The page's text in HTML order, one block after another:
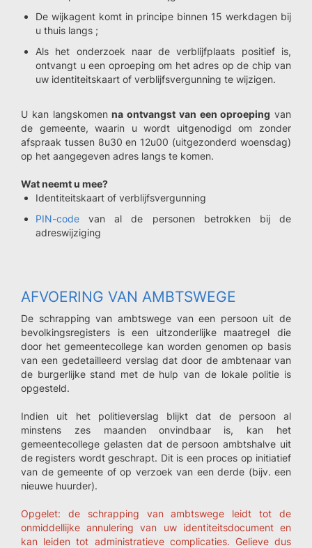
De wijkagent komt in principe binnen 15 werkdagen bij
u thuis langs ;
Als het onderzoek naar de verblijfplaats positief is,
ontvangt u een oproeping om het adres op de chip van
uw identiteitskaart of verblijfsvergunning te wijzigen.
U kan langskomenna ontvangst van een oproeping van
de gemeente, waarin u wordt uitgenodigd om zonder
afspraak tussen 8u30 en 12u00 (uitgezonderd woensdag)
op het aangegeven adres langs te komen.
Wat neemt u mee?
Identiteitskaart of verblijfsvergunning
PIN-code van al de personen betrokken bij de
adreswijziging
AFVOERING VAN AMBTSWEGE
De schrapping van ambtswege van een persoon uit de
bevolkingsregisters is een uitzonderlijke maatregel die
door het gemeentecollege kan worden genomen op basis
van een gedetailleerd verslag dat door de ambtenaar van
de burgerlijke stand met de hulp van de lokale politie is
opgesteld.
Indien uit het politieverslag blijkt dat de persoon al
minstens zes maanden onvindbaar is, kan het
gemeentecollege gelasten dat de persoon ambtshalve uit
de registers wordt geschrapt. Dit is een proces op initiatief
van de gemeente of op verzoek van een derde (bijv. een
nieuwe huurder).
Opgelet: de schrapping van ambtswege leidt tot de
onmiddellijke annulering van uw identiteitsdocument en
kan leiden tot administratieve complicaties. Gelieve dus